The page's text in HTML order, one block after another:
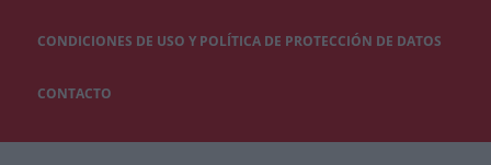
CONDICIONES DE USO Y POLÍTICA DE PROTECCIÓN DE DATOS
CONTACTO